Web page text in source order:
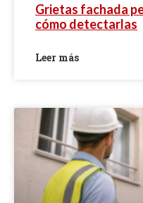
Grietas fachada
cómo detectarlas
Leer más